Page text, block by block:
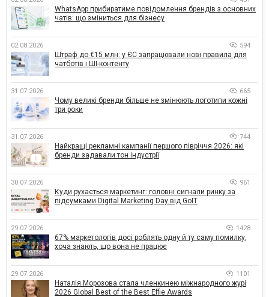
WhatsApp прибиратиме повідомлення брендів з основних
чатів: що зміниться для бізнесу
02.08.2026 594
Штраф до €15 млн: у ЄС запрацювали нові правила для
чатботів і ШІ-контенту
31.07.2026 665
Чому великі бренди більше не змінюють логотипи кожні
три роки
31.07.2026 744
Найкращі рекламні кампанії першого півріччя 2026: які
бренди задавали тон індустрії
30.07.2026 961
Куди рухається маркетинг: головні сигнали ринку за
підсумками Digital Marketing Day від GoIT
29.07.2026 1428
67% маркетологів досі роблять одну й ту саму помилку,
хоча знають, що вона не працює
29.07.2026 1101
Наталія Морозова стала членкинею міжнародного журі
2026 Global Best of the Best Effie Awards